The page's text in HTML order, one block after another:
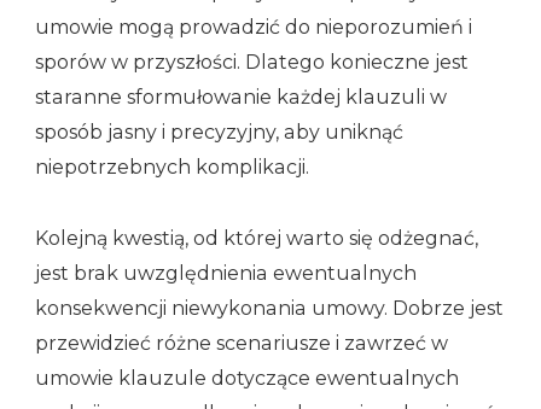
umowie mogą prowadzić do nieporozumień i
sporów w przyszłości. Dlatego konieczne jest
staranne sformułowanie każdej klauzuli w
sposób jasny i precyzyjny, aby uniknąć
niepotrzebnych komplikacji.
Kolejną kwestią, od której warto się odżegnać,
jest brak uwzględnienia ewentualnych
konsekwencji niewykonania umowy. Dobrze jest
przewidzieć różne scenariusze i zawrzeć w
umowie klauzule dotyczące ewentualnych